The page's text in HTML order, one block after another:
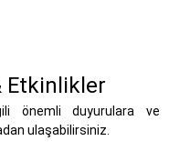
Etkinlikler
önemli duyurulara ve
ulaşabilirsiniz.